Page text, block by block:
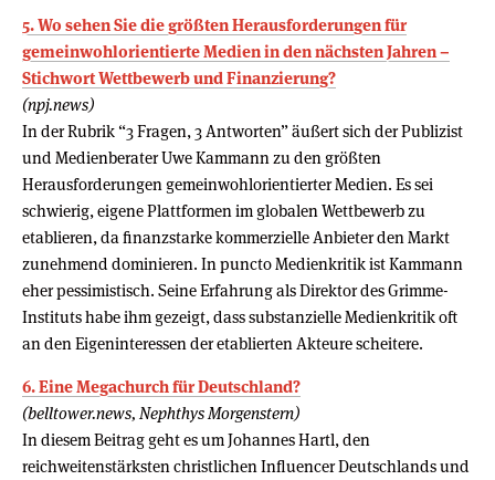
5. Wo sehen Sie die größten Herausforderungen für
gemeinwohlorientierte Medien in den nächsten Jahren –
Stichwort Wettbewerb und Finanzierung?
(npj.news)
In der Rubrik “3 Fragen, 3 Antworten” äußert sich der Publizist
und Medienberater Uwe Kammann zu den größten
Herausforderungen gemeinwohlorientierter Medien. Es sei
schwierig, eigene Plattformen im globalen Wettbewerb zu
etablieren, da finanzstarke kommerzielle Anbieter den Markt
zunehmend dominieren. In puncto Medienkritik ist Kammann
eher pessimistisch. Seine Erfahrung als Direktor des Grimme-
Instituts habe ihm gezeigt, dass substanzielle Medienkritik oft
an den Eigeninteressen der etablierten Akteure scheitere.
6. Eine Megachurch für Deutschland?
(belltower.news, Nephthys Morgenstern)
In diesem Beitrag geht es um Johannes Hartl, den
reichweitenstärksten christlichen Influencer Deutschlands und